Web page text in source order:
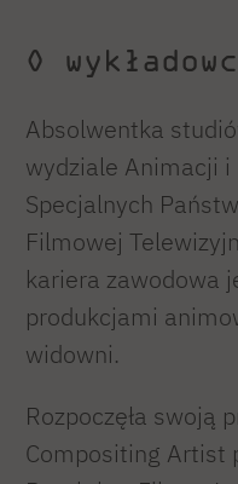
O
Absolwentka
wydziale Animacji
Specjalnych
Filmowej
kariera zawodowa
produkcjami
widowni.
Rozpoczęła swoją
Compositing Artist